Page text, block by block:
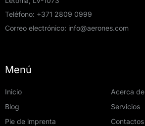
Teléfono: +371 2809 0999
Correo electrónico: info@aerones.com
Menú
Inicio
Acerca de
Blog
Servicios
Pie de imprenta
Contactos